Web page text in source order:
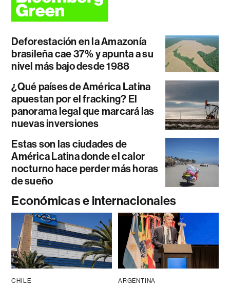
Deforestación en la Amazonía
brasileña cae 37% y apunta a su
nivel más bajo desde 1988
¿Qué países de América Latina
apuestan por el fracking? El
panorama legal que marcará las
nuevas inversiones
Estas son las ciudades de
América Latina donde el calor
nocturno hace perder más horas
de sueño
Económicas e internacionales
CHILE ARGENTINA